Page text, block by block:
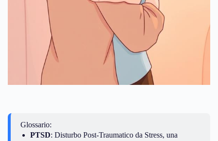
Glossario:
PTSD: Disturbo Post-Traumatico da Stress, una